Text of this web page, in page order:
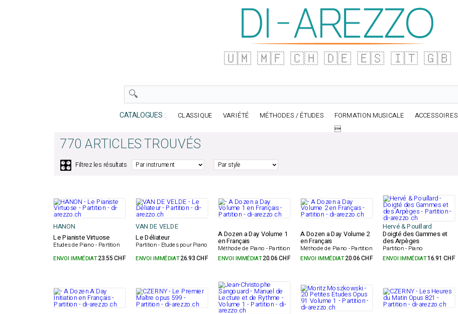
🇺🇲 🇲🇫 🇨🇭 🇩🇪 🇪🇸 🇮🇹 🇬🇧
CATALOGUES : CLASSIQUE VARIÉTÉ MÉTHODES / ÉTUDES FORMATION MUSICALE ACCESSOIRES

770 ARTICLES TROUVÉS
🎛️ Filtrez les résultats
HANON VAN DE VELDE Hervé & Pouillard
Le Pianiste Virtuose
Etudes de Piano - Partition
Le Déliateur
Partition - Etudes pour Piano
A Dozen a Day Volume 1
en Français
Méthode de Piano - Partition
A Dozen a Day Volume 2
en Français
Méthode de Piano - Partition
Doigté des Gammes et
des Arpèges
Partition - Piano
ENVOI IMMÉDIAT23.55 CHF ENVOI IMMÉDIAT26.93 CHF ENVOI IMMÉDIAT20.06 CHF ENVOI IMMÉDIAT20.06 CHF ENVOI IMMÉDIAT16.91 CHF